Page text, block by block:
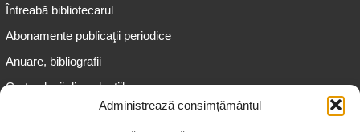
Administrează consimțământul
Întreabă bibliotecarul
Abonamente publicaţii periodice
Anuare, bibliografii
Cartea lunii din colecțiile